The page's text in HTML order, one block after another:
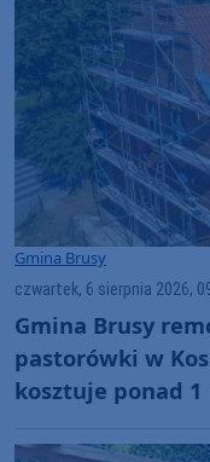
Gmina Brusy
czwartek, 6 sierpnia 2026,
Gmina Brusy
pastorówki w
kosztuje ponad 1